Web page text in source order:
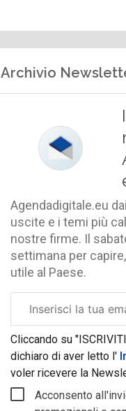
Archivio
Agendadigitale.eu
uscite e i temi più
nostre firme. Il
settimana per
utile al Paese.
aziendale
Cliccando su
dichiaro di aver letto l'
voler ricevere la
Acconsento